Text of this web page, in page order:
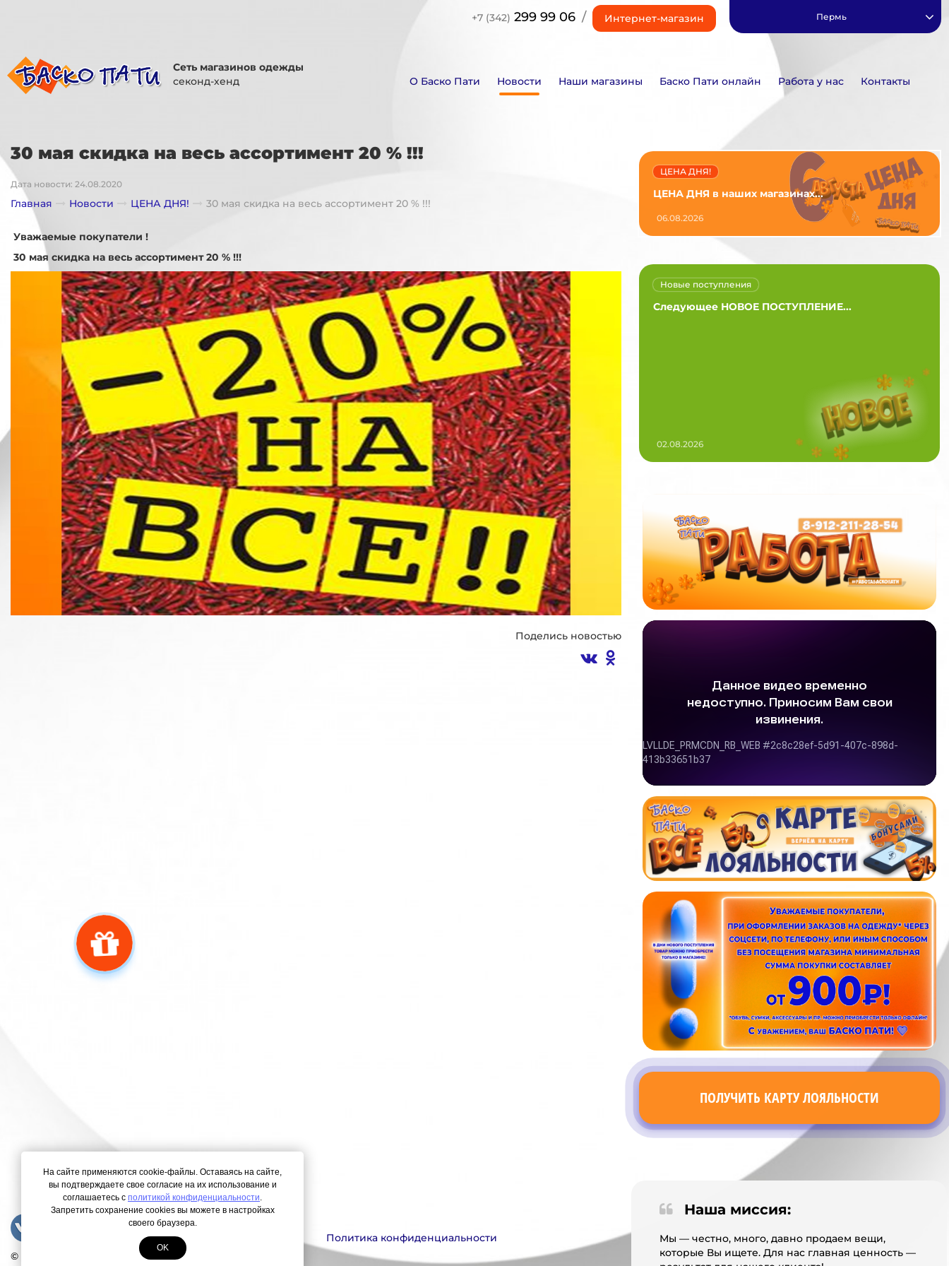
+7 (342) 299 99 06 / Интернет-магазин Пермь
Сеть магазинов одежды
секонд-хенд
О Баско Пати Новости Наши магазины Баско Пати онлайн Работа у нас Контакты
30 мая скидка на весь ассортимент 20 % !!!
Дата новости: 24.08.2020
Главная Новости ЦЕНА ДНЯ! 30 мая скидка на весь ассортимент 20 % !!!
Уважаемые покупатели !
30 мая скидка на весь ассортимент 20 % !!!
Поделись новостью
ЦЕНА ДНЯ в наших магазинах...
ЦЕНА ДНЯ!
06.08.2026
Следующее НОВОЕ ПОСТУПЛЕНИЕ...
Новые поступления
02.08.2026
ПОЛУЧИТЬ КАРТУ ЛОЯЛЬНОСТИ
© Copyright 2000-2026. Все права защищены.
Политика конфиденциальности
Наша миссия:
Мы — честно, много, давно продаем вещи,
которые Вы ищете. Для нас главная ценность —
На сайте применяются cookie-файлы. Оставаясь на сайте,
вы подтверждаете свое согласие на их использование и
соглашаетесь с политикой конфиденциальности.
Запретить сохранение cookies вы можете в настройках
своего браузера.
OK